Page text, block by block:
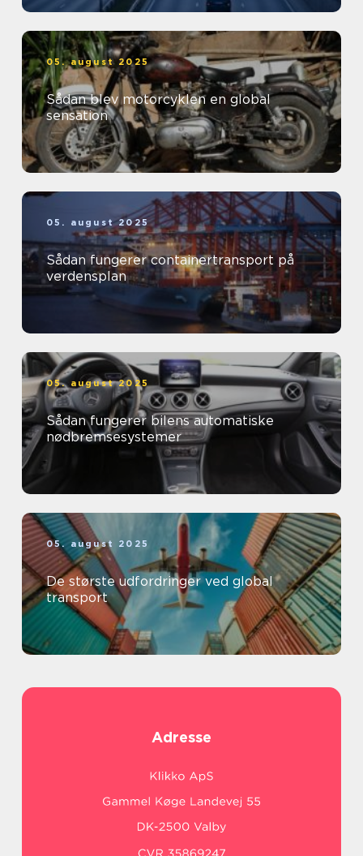
05. august 2025
Sådan blev motorcyklen en global
sensation
05. august 2025
Sådan fungerer containertransport på
verdensplan
05. august 2025
Sådan fungerer bilens automatiske
nødbremsesystemer
05. august 2025
De største udfordringer ved global
transport
Adresse